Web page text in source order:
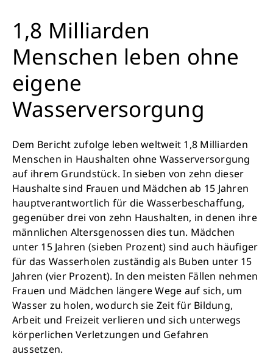
1,8 Milliarden
Menschen leben ohne
eigene
Wasserversorgung
Dem Bericht zufolge leben weltweit 1,8 Milliarden
Menschen in Haushalten ohne Wasserversorgung
auf ihrem Grundstück. In sieben von zehn dieser
Haushalte sind Frauen und Mädchen ab 15 Jahren
hauptverantwortlich für die Wasserbeschaffung,
gegenüber drei von zehn Haushalten, in denen ihre
männlichen Altersgenossen dies tun. Mädchen
unter 15 Jahren (sieben Prozent) sind auch häufiger
für das Wasserholen zuständig als Buben unter 15
Jahren (vier Prozent). In den meisten Fällen nehmen
Frauen und Mädchen längere Wege auf sich, um
Wasser zu holen, wodurch sie Zeit für Bildung,
Arbeit und Freizeit verlieren und sich unterwegs
körperlichen Verletzungen und Gefahren
aussetzen.